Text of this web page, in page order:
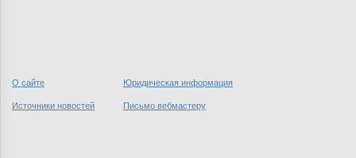
О сайте Юридическая информация
Источники новостей Письмо вебмастеру